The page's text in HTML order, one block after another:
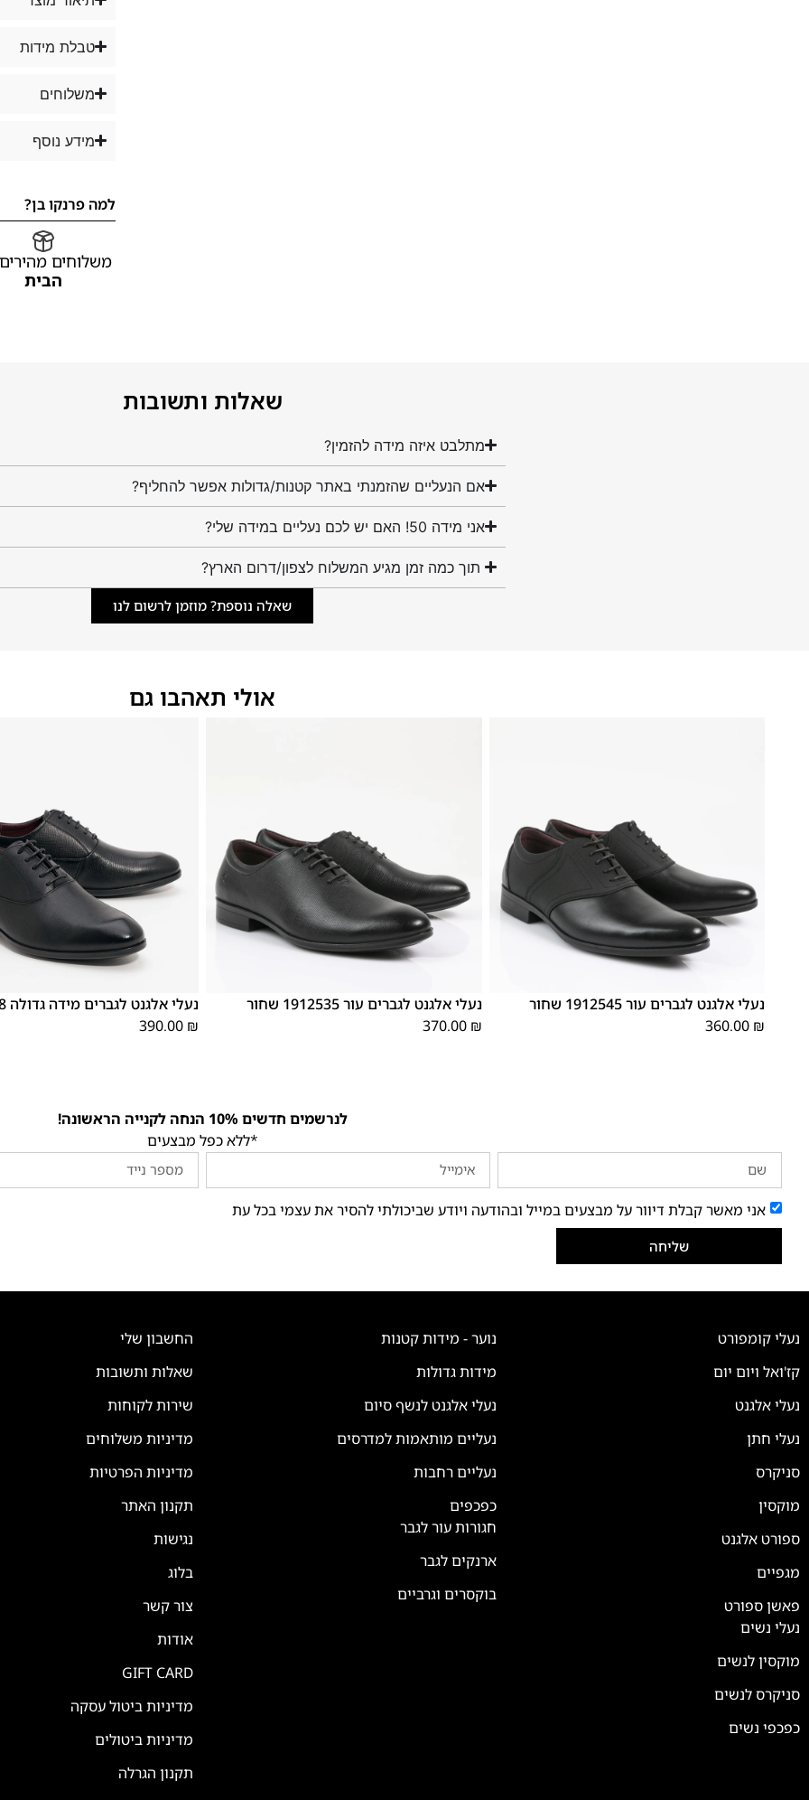
טבלת מידות
משלוחים
מידע נוסף
למה פרנקו בן?
משלוחים
הבית
שאלות ותשובות
מתלבט איזה מידה להזמין?
אם הנעליים שהזמנתי באתר קטנות/גדולות אפשר להחליף?
אני מידה 50! האם יש לכם נעליים במידה שלי?
תוך כמה זמן מגיע המשלוח לצפון/דרום הארץ?
שאלה נוספת? מוזמן לרשום לנו
אולי תאהבו גם
נעלי אלגנט לגברים עור 1912545 שחור
360.00 ₪
נעלי אלגנט לגברים עור 1912535 שחור
370.00 ₪
נעלי אלגנט לגברים מידה גדולה 19228 שחור
390.00 ₪
לנרשמים חדשים 10% הנחה לקנייה הראשונה!
*ללא כפל מבצעים
אני מאשר קבלת דיוור על מבצעים במייל ובהודעה ויודע שביכולתי להסיר את עצמי בכל עת
שליחה
נעלי קומפורט
קז'ואל ויום יום
נעלי אלגנט
נעלי חתן
סניקרס
מוקסין
ספורט אלגנט
מגפיים
פאשן ספורט
נעלי נשים
מוקסין לנשים
סניקרס לנשים
כפכפי נשים
נוער - מידות קטנות
מידות גדולות
נעלי אלגנט לנשף סיום
נעליים מותאמות למדרסים
נעליים רחבות
כפכפים
חגורות עור לגבר
ארנקים לגבר
בוקסרים וגרביים
החשבון שלי
שאלות ותשובות
שירות לקוחות
מדיניות משלוחים
מדיניות הפרטיות
תקנון האתר
נגישות
בלוג
צור קשר
אודות
GIFT CARD
מדיניות ביטול עסקה
מדיניות ביטולים
תקנון הגרלה
💬